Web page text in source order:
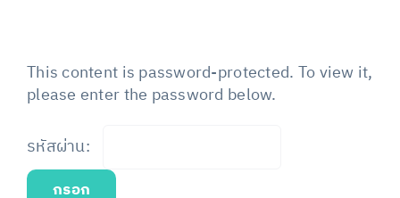
This content is password-protected. To view it,
please enter the password below.
รหัสผ่าน: